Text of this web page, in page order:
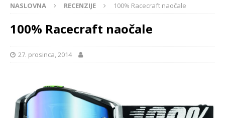
NASLOVNA RECENZIJE 100% Racecraft naočale
100% Racecraft naočale
27. prosinca, 2014